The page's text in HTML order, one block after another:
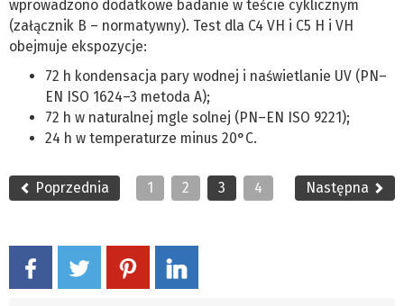
wprowadzono dodatkowe badanie w teście cyklicznym
(załącznik B – normatywny). Test dla C4 VH i C5 H i VH
obejmuje ekspozycje:
72 h kondensacja pary wodnej i naświetlanie UV (PN–
EN ISO 1624–3 metoda A);
72 h w naturalnej mgle solnej (PN–EN ISO 9221);
24 h w temperaturze minus 20°C.
Poprzednia 1 2 3 4 Następna